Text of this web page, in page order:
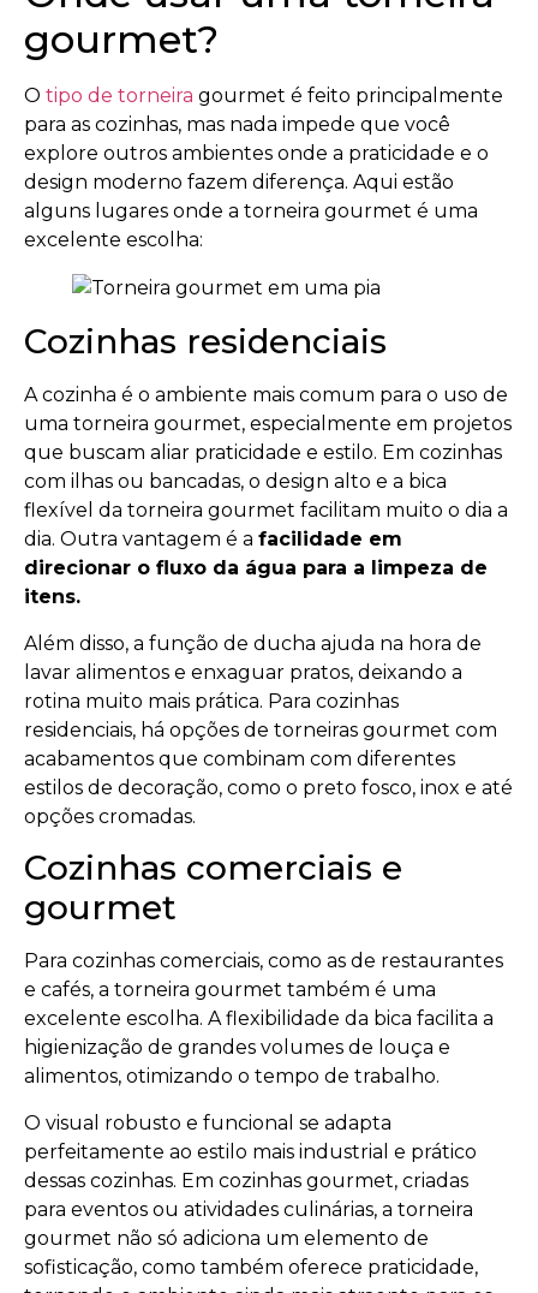
gourmet?
O tipo de torneira gourmet é feito principalmente
para as cozinhas, mas nada impede que você
explore outros ambientes onde a praticidade e o
design moderno fazem diferença. Aqui estão
alguns lugares onde a torneira gourmet é uma
excelente escolha:
Cozinhas residenciais
A cozinha é o ambiente mais comum para o uso de
uma torneira gourmet, especialmente em projetos
que buscam aliar praticidade e estilo. Em cozinhas
com ilhas ou bancadas, o design alto e a bica
flexível da torneira gourmet facilitam muito o dia a
dia. Outra vantagem é a facilidade em
direcionar o fluxo da água para a limpeza de
itens.
Além disso, a função de ducha ajuda na hora de
lavar alimentos e enxaguar pratos, deixando a
rotina muito mais prática. Para cozinhas
residenciais, há opções de torneiras gourmet com
acabamentos que combinam com diferentes
estilos de decoração, como o preto fosco, inox e até
opções cromadas.
Cozinhas comerciais e
gourmet
Para cozinhas comerciais, como as de restaurantes
e cafés, a torneira gourmet também é uma
excelente escolha. A flexibilidade da bica facilita a
higienização de grandes volumes de louça e
alimentos, otimizando o tempo de trabalho.
O visual robusto e funcional se adapta
perfeitamente ao estilo mais industrial e prático
dessas cozinhas. Em cozinhas gourmet, criadas
para eventos ou atividades culinárias, a torneira
gourmet não só adiciona um elemento de
sofisticação, como também oferece praticidade,